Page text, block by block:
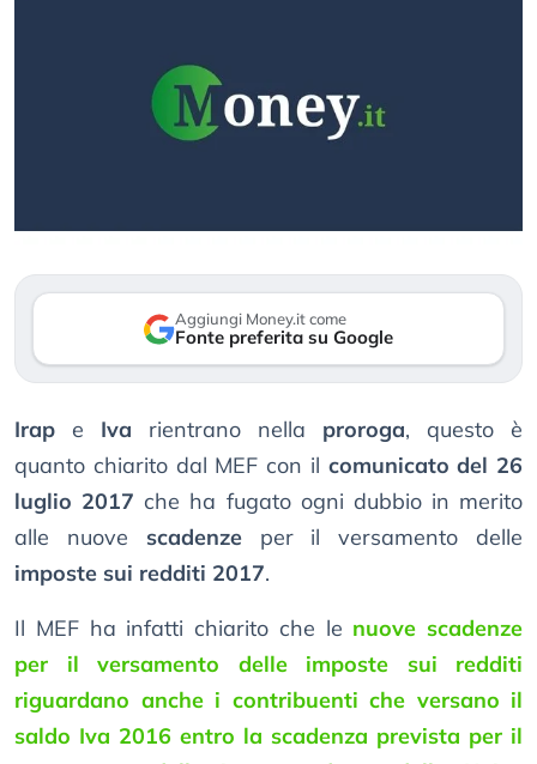
Aggiungi Money.it come
Fonte preferita su Google
Irap e Iva rientrano nella proroga, questo è
quanto chiarito dal MEF con il comunicato del 26
luglio 2017 che ha fugato ogni dubbio in merito
alle nuove scadenzeper il versamento delle
imposte sui redditi 2017.
Il MEF ha infatti chiarito che le nuove scadenze
per il versamento delle imposte sui redditi
riguardano anche i contribuenti che versano il
saldo Iva 2016 entro la scadenza prevista per il